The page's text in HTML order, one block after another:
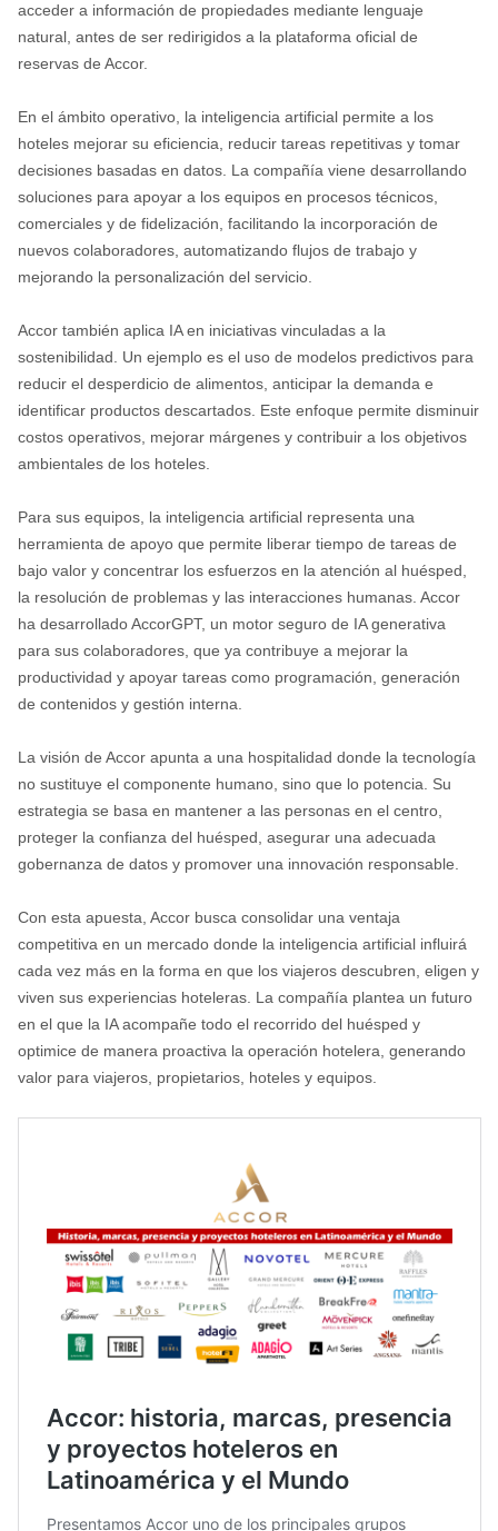
acceder a información de propiedades mediante lenguaje
natural, antes de ser redirigidos a la plataforma oficial de
reservas de Accor.
En el ámbito operativo, la inteligencia artificial permite a los
hoteles mejorar su eficiencia, reducir tareas repetitivas y tomar
decisiones basadas en datos. La compañía viene desarrollando
soluciones para apoyar a los equipos en procesos técnicos,
comerciales y de fidelización, facilitando la incorporación de
nuevos colaboradores, automatizando flujos de trabajo y
mejorando la personalización del servicio.
Accor también aplica IA en iniciativas vinculadas a la
sostenibilidad. Un ejemplo es el uso de modelos predictivos para
reducir el desperdicio de alimentos, anticipar la demanda e
identificar productos descartados. Este enfoque permite disminuir
costos operativos, mejorar márgenes y contribuir a los objetivos
ambientales de los hoteles.
Para sus equipos, la inteligencia artificial representa una
herramienta de apoyo que permite liberar tiempo de tareas de
bajo valor y concentrar los esfuerzos en la atención al huésped,
la resolución de problemas y las interacciones humanas. Accor
ha desarrollado AccorGPT, un motor seguro de IA generativa
para sus colaboradores, que ya contribuye a mejorar la
productividad y apoyar tareas como programación, generación
de contenidos y gestión interna.
La visión de Accor apunta a una hospitalidad donde la tecnología
no sustituye el componente humano, sino que lo potencia. Su
estrategia se basa en mantener a las personas en el centro,
proteger la confianza del huésped, asegurar una adecuada
gobernanza de datos y promover una innovación responsable.
Con esta apuesta, Accor busca consolidar una ventaja
competitiva en un mercado donde la inteligencia artificial influirá
cada vez más en la forma en que los viajeros descubren, eligen y
viven sus experiencias hoteleras. La compañía plantea un futuro
en el que la IA acompañe todo el recorrido del huésped y
optimice de manera proactiva la operación hotelera, generando
valor para viajeros, propietarios, hoteles y equipos.